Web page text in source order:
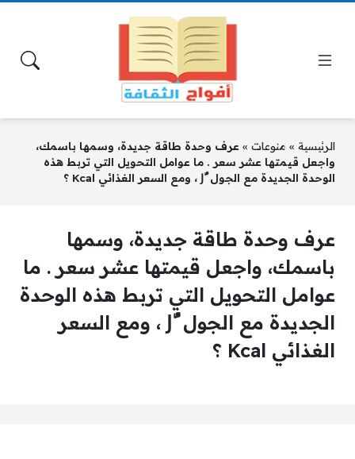
الرئيسية » منوعات » عرف وحدة طاقة جديدة، وسمها باسمك،
واجعل قيمتها عشر سعر . ما عوامل التحويل التي تربط هذه
الوحدة الجديدة مع الجول Jُّ ، ومع السعر الغذائي Kcal ؟
عرف وحدة طاقة جديدة، وسمها
باسمك، واجعل قيمتها عشر سعر . ما
عوامل التحويل التي تربط هذه الوحدة
الجديدة مع الجول Jُّ ، ومع السعر
الغذائي Kcal ؟